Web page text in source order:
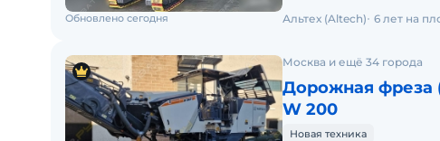
Обновлено сегодня Альтех (Altech) 6 лет на
Москва и ещё 34 города
Дорожная фреза
W 200
Новая техника